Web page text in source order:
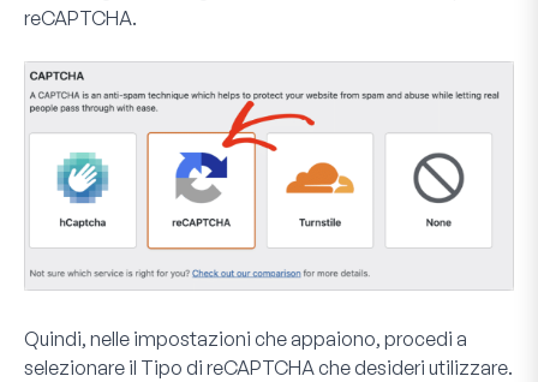
reCAPTCHA.
Quindi, nelle impostazioni che appaiono, procedi a
selezionare il Tipo di reCAPTCHA che desideri utilizzare.